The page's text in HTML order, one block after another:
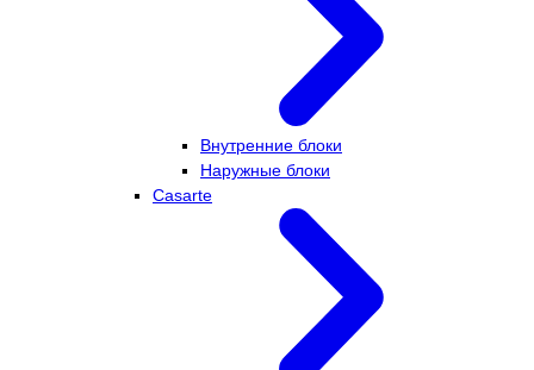
Внутренние блоки
Наружные блоки
Casarte